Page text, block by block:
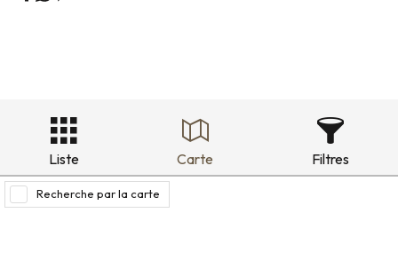
Liste Carte Filtres
Recherche par la carte